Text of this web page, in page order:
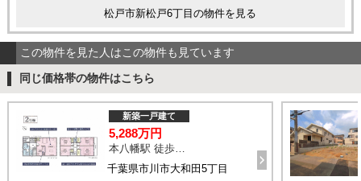
松戸市新松戸6丁目の物件を見る
この物件を見た人はこの物件も見ています
同じ価格帯の物件はこちら
千葉県市川市大和田5丁目
新築一戸建て
5,288万円